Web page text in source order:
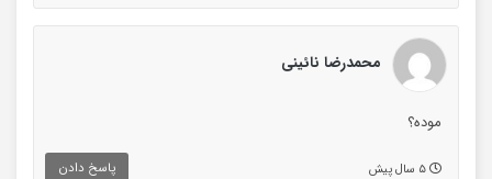
محمدرضا نائینی
موده؟
پاسخ دادن